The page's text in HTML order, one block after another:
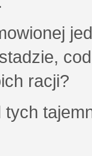
racji?